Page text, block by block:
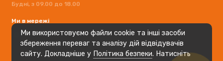
Ми використовуємо файли cookie та інші засоби
збереження переваг та аналізу дій відвідувачів
сайту. Докладніше у Політика безпеки. Натисніть
Будні, з 09.00 до 18.00
Ми в мережі